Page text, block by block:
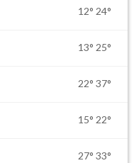
12° 24°
13° 25°
22° 37°
15° 22°
27° 33°